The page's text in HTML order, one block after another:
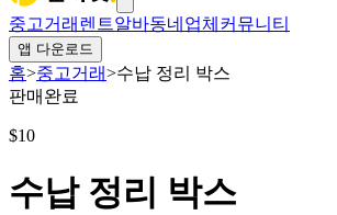
중고거래 렌트알바동네업체 커뮤니티
앱 다운로드
홈>중고거래>수납 정리 박스
판매완료
$10
수납 정리 박스